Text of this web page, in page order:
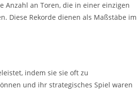
Anzahl an Toren, die in einer einzigen
Diese Rekorde dienen als Maßstäbe im
indem sie sie oft zu
und ihr strategisches Spiel waren